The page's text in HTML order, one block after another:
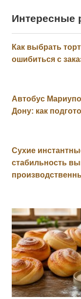
Интересные
Как выбрать
ошибиться с
Автобус
Дону: как
Сухие
стабильность